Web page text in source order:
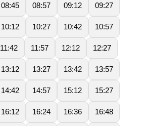
08:45 08:57 09:12 09:27
10:12 10:27 10:42 10:57
11:42 11:57 12:12 12:27
13:12 13:27 13:42 13:57
14:42 14:57 15:12 15:27
16:12 16:24 16:36 16:48